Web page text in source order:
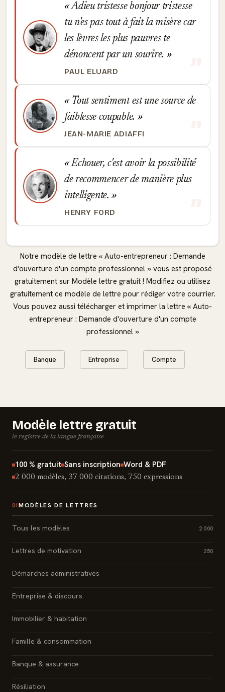
Adieu tristesse bonjour tristesse
tu n'es pas tout à fait la misère car
les lèvres les plus pauvres te
dénoncent par un sourire.
PAUL ELUARD
Tout sentiment est une source de
faiblesse coupable.
JEAN-MARIE ADIAFFI
Echouer, c'est avoir la possibilité
de recommencer de manière plus
intelligente.
HENRY FORD
Notre modèle de lettre « Auto-entrepreneur : Demande
d'ouverture d'un compte professionnel » vous est proposé
gratuitement sur Modèle lettre gratuit ! Modifiez ou utilisez
gratuitement ce modèle de lettre pour rédiger votre courrier.
Vous pouvez aussi télécharger et imprimer la lettre « Auto-
entrepreneur : Demande d'ouverture d'un compte
professionnel »
Banque Entreprise Compte
Modèle lettre gratuit
le registre de la langue française
100 % gratuit Sans inscription Word & PDF
2 000 modèles, 37 000 citations, 750 expressions
01 MODÈLES DE LETTRES
Tous les modèles 2 000
Lettres de motivation 250
Démarches administratives
Entreprise & discours
Immobilier & habitation
Famille & consommation
Banque & assurance
Résiliation